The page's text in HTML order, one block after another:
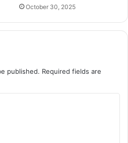
October 30, 2025
published. Required fields are